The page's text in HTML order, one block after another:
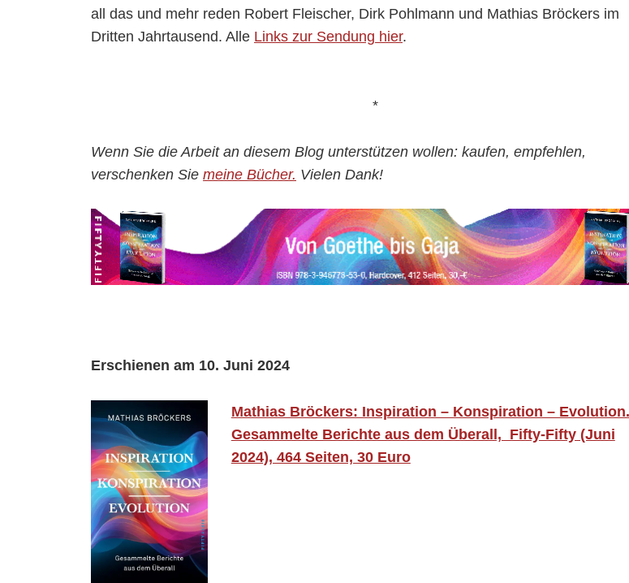
all das und mehr reden Robert Fleischer, Dirk Pohlmann und Mathias Bröckers im
Dritten Jahrtausend. Alle Links zur Sendung hier.
*
Wenn Sie die Arbeit an diesem Blog unterstützen wollen: kaufen, empfehlen,
verschenken Sie meine Bücher. Vielen Dank!
Erschienen am 10. Juni 2024
Mathias Bröckers: Inspiration – Konspiration – Evolution.
Gesammelte Berichte aus dem Überall, Fifty-Fifty (Juni
2024), 464 Seiten, 30 Euro